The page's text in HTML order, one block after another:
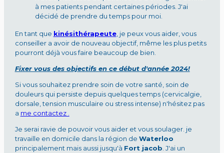
à mes patients pendant certaines périodes. J'ai
décidé de prendre du temps pour moi.
En tant que kinésithérapeute, je peux vous aider, vous
conseiller a avoir de nouveau objectif, même les plus petits
pourront déjà vous faire beaucoup de bien.
Fixer vous des objectifs en ce début d'année 2024!
Si vous souhaitez prendre soin de votre santé, soin de
douleurs qui persiste depuis quelques temps (cervicalgie,
dorsale, tension musculaire ou stress intense) n'hésitez pas
a me contactez .
Je serai ravie de pouvoir vous aider et vous soulager. je
travaille en domicile dans la région de Waterloo
principalement mais aussi jusqu'à Fort jacob . J'ai un